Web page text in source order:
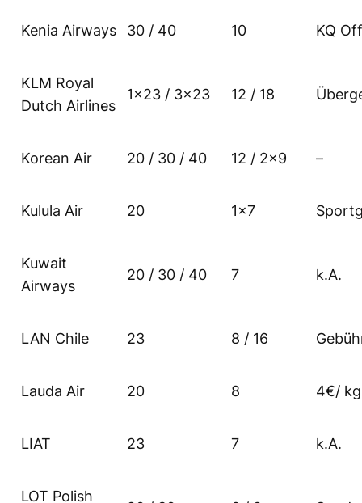
Kenia Airways 30 / 40 10 KQ
KLM Royal
Dutch Airlines
1×23 / 3×23 12 / 18
Korean Air 20 / 30 / 40 12 / 2×9 –
Kulula Air 20 1×7
Kuwait
Airways
20 / 30 / 40 7 k.A.
LAN Chile 23 8 / 16
Lauda Air 20 8 4€/ kg
LIAT 23 7 k.A.
LOT Polish